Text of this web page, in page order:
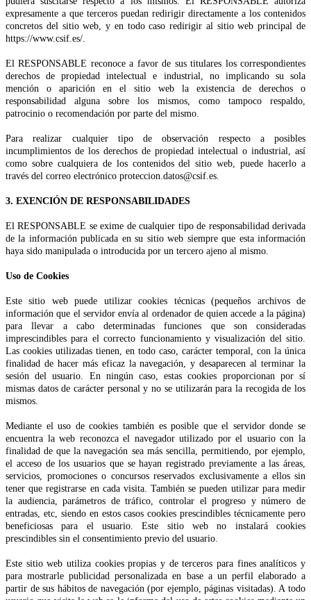
expresamente a que terceros puedan redirigir directamente a los contenidos
concretos del sitio web, y en todo caso redirigir al sitio web principal de
https://www.csif.es/.
El RESPONSABLE reconoce a favor de sus titulares los correspondientes
derechos de propiedad intelectual e industrial, no implicando su sola
mención o aparición en el sitio web la existencia de derechos o
responsabilidad alguna sobre los mismos, como tampoco respaldo,
patrocinio o recomendación por parte del mismo.
Para realizar cualquier tipo de observación respecto a posibles
incumplimientos de los derechos de propiedad intelectual o industrial, así
como sobre cualquiera de los contenidos del sitio web, puede hacerlo a
través del correo electrónico proteccion.datos@csif.es.
3. EXENCIÓN DE RESPONSABILIDADES
El RESPONSABLE se exime de cualquier tipo de responsabilidad derivada
de la información publicada en su sitio web siempre que esta información
haya sido manipulada o introducida por un tercero ajeno al mismo.
Uso de Cookies
Este sitio web puede utilizar cookies técnicas (pequeños archivos de
información que el servidor envía al ordenador de quien accede a la página)
para llevar a cabo determinadas funciones que son consideradas
imprescindibles para el correcto funcionamiento y visualización del sitio.
Las cookies utilizadas tienen, en todo caso, carácter temporal, con la única
finalidad de hacer más eficaz la navegación, y desaparecen al terminar la
sesión del usuario. En ningún caso, estas cookies proporcionan por sí
mismas datos de carácter personal y no se utilizarán para la recogida de los
mismos.
Mediante el uso de cookies también es posible que el servidor donde se
encuentra la web reconozca el navegador utilizado por el usuario con la
finalidad de que la navegación sea más sencilla, permitiendo, por ejemplo,
el acceso de los usuarios que se hayan registrado previamente a las áreas,
servicios, promociones o concursos reservados exclusivamente a ellos sin
tener que registrarse en cada visita. También se pueden utilizar para medir
la audiencia, parámetros de tráfico, controlar el progreso y número de
entradas, etc, siendo en estos casos cookies prescindibles técnicamente pero
beneficiosas para el usuario. Este sitio web no instalará cookies
prescindibles sin el consentimiento previo del usuario.
Este sitio web utiliza cookies propias y de terceros para fines analíticos y
para mostrarle publicidad personalizada en base a un perfil elaborado a
partir de sus hábitos de navegación (por ejemplo, páginas visitadas). A todo